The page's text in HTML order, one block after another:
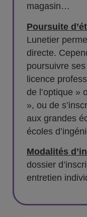
magasin…
Poursuite
Lunetier
directe.
poursuivre
licence
de l’optique »
», ou de
aux grandes
écoles
Modalités
dossier
entretien